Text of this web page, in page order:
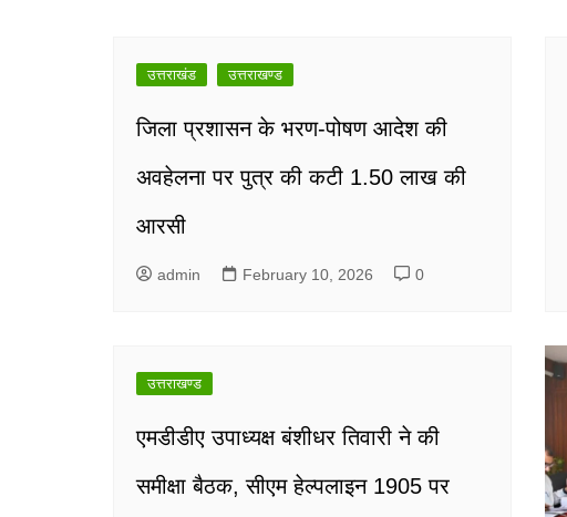
navigation
उत्तराखंड उत्तराखण्ड
जिला प्रशासन के भरण-पोषण आदेश की
अवहेलना पर पुत्र की कटी 1.50 लाख की
आरसी
admin February 10, 2026 0
उत्तराखण्ड
एमडीडीए उपाध्यक्ष बंशीधर तिवारी ने की
समीक्षा बैठक, सीएम हेल्पलाइन 1905 पर